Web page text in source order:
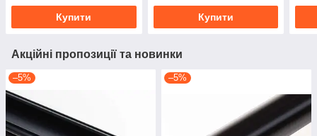
Купити Купити
Акційні пропозиції та новинки
–5% –5%